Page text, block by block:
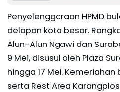
Penyelenggaraan HPMD
delapan kota besar.
Alun-Alun Ngawi dan
9 Mei, disusul oleh Plaza
hingga 17 Mei.
serta Rest Area